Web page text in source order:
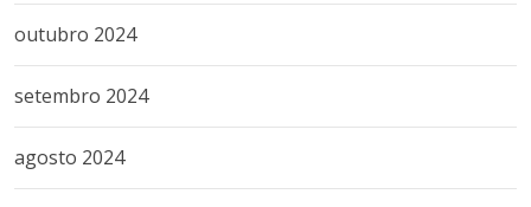
outubro 2024
setembro 2024
agosto 2024